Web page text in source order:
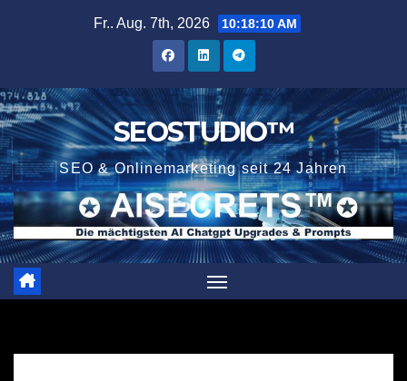
Fr.. Aug. 7th, 2026 10:18:10 AM
SEOSTUDIO™
SEO & Onlinemarketing seit 24 Jahren